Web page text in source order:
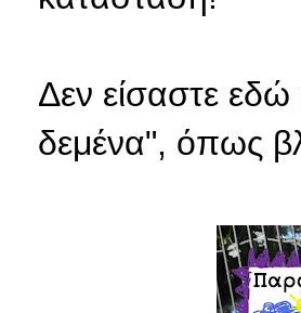
Δεν είσαστε εδώ
δεμένα", όπως